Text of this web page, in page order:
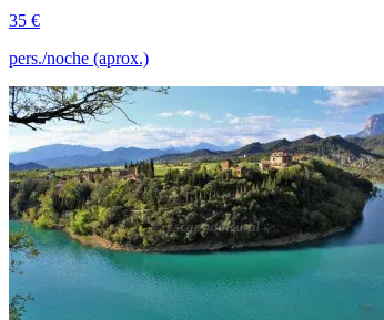
35 €
pers./noche (aprox.)